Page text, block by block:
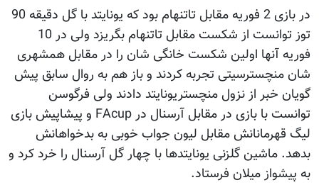
در بازی 2 فوریه مقابل تاتنهام بود که یونایتد با گل دقیقه 90
توز توانست از شکست مقابل تاتنهام بگریزد ولی در 10
فوریه آنها اولین شکست خانگی شان را در مقابل همشهری
شان منچسترسیتی تجربه کردند و باز هم به روال سابق پیش
گویان خبر از نزول منچستریونایتد دادند ولی فرگوسن
توانست با بازی در مقابل آرسنال در FAcup و پیشاپیش بازی
لیگ قهرمانانش مقابل لیون جواب خوبی به بدخواهانش
بدهد. ماشین گلزنی یونایتدها با چهار گل آرسنال را خرد کرد و
به پیشواز میلان فرستاد.